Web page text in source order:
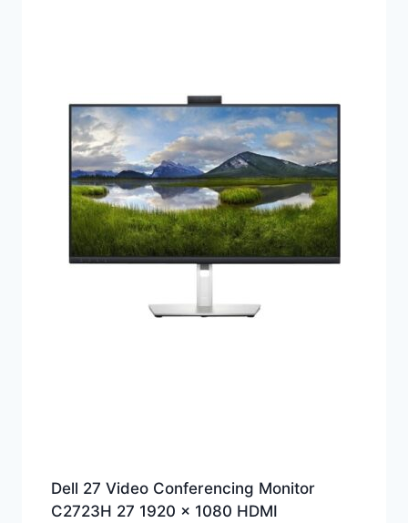
Dell 27 Video Conferencing Monitor
C2723H 27 1920 x 1080 HDMI